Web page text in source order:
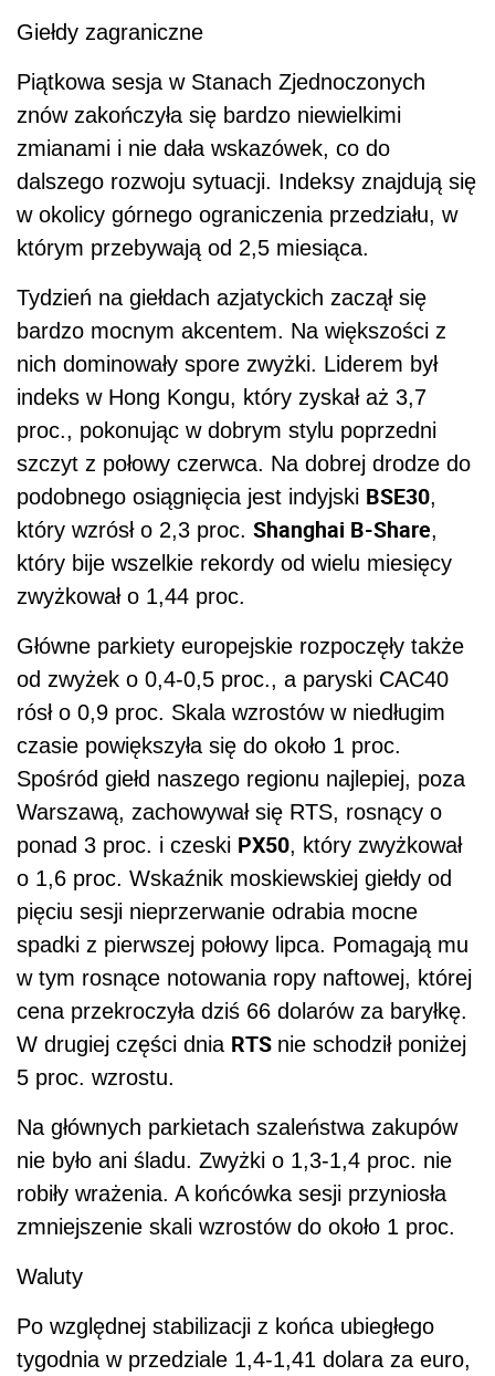
Giełdy zagraniczne
Piątkowa sesja w Stanach Zjednoczonych
znów zakończyła się bardzo niewielkimi
zmianami i nie dała wskazówek, co do
dalszego rozwoju sytuacji. Indeksy znajdują się
w okolicy górnego ograniczenia przedziału, w
którym przebywają od 2,5 miesiąca.
Tydzień na giełdach azjatyckich zaczął się
bardzo mocnym akcentem. Na większości z
nich dominowały spore zwyżki. Liderem był
indeks w Hong Kongu, który zyskał aż 3,7
proc., pokonując w dobrym stylu poprzedni
szczyt z połowy czerwca. Na dobrej drodze do
podobnego osiągnięcia jest indyjski BSE30,
który wzrósł o 2,3 proc. Shanghai B-Share,
który bije wszelkie rekordy od wielu miesięcy
zwyżkował o 1,44 proc.
Główne parkiety europejskie rozpoczęły także
od zwyżek o 0,4-0,5 proc., a paryski CAC40
rósł o 0,9 proc. Skala wzrostów w niedługim
czasie powiększyła się do około 1 proc.
Spośród giełd naszego regionu najlepiej, poza
Warszawą, zachowywał się RTS, rosnący o
ponad 3 proc. i czeski PX50, który zwyżkował
o 1,6 proc. Wskaźnik moskiewskiej giełdy od
pięciu sesji nieprzerwanie odrabia mocne
spadki z pierwszej połowy lipca. Pomagają mu
w tym rosnące notowania ropy naftowej, której
cena przekroczyła dziś 66 dolarów za baryłkę.
W drugiej części dnia RTS nie schodził poniżej
5 proc. wzrostu.
Na głównych parkietach szaleństwa zakupów
nie było ani śladu. Zwyżki o 1,3-1,4 proc. nie
robiły wrażenia. A końcówka sesji przyniosła
zmniejszenie skali wzrostów do około 1 proc.
Waluty
Po względnej stabilizacji z końca ubiegłego
tygodnia w przedziale 1,4-1,41 dolara za euro,